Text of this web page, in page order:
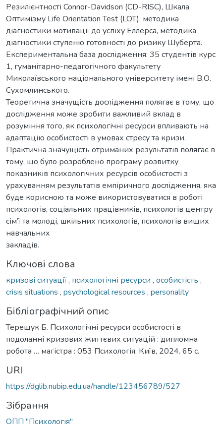
Резилієнтності Connor-Davidson (CD-RISC), Шкала
Оптимізму Life Orientation Test (LOT), методика
діагностики мотивації до успіху Еллерса, методика
діагностики ступеню готовності до ризику Шуберта.
Експериментальна база дослідження: 35 студентів курс
1, гуманітарно-педагогічного факультету
Миколаївського національного університету імені В.О.
Сухомлинського.
Теоретична значущість дослідження полягає в тому, що
дослідження може зробити важливий вклад в
розуміння того, як психологічні ресурси впливають на
адаптацію особистості в умовах стресу та кризи.
Практична значущість отриманих результатів полягає в
тому, що було розроблено програму розвитку
показників психологічних ресурсів особистості з
урахуванням результатів емпіричного дослідження, яка
буде корисною та може використовуватися в роботі
психологів, соціальних працівників, психологів центру
сім’ї та молоді, шкільних психологів, психологів вищих
навчальних
закладів.
Ключові слова
кризові ситуації, психологічні ресурси , особистість ,
crisis situations , psychological resources , personality
Бібліографічний опис
Терещук Б. Психологічні ресурси особистості в
подоланні кризових життєвих ситуацій : дипломна
робота … магістра : 053 Психологія. Київ, 2024. 65 с.
URI
https://dglib.nubip.edu.ua/handle/123456789/527
Зібрання
ОПП "Психологія"